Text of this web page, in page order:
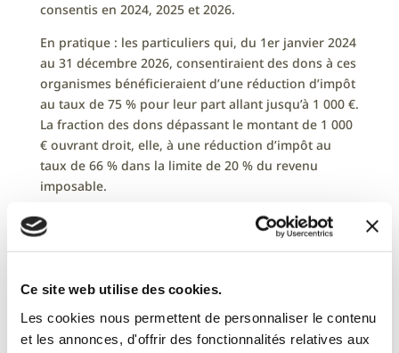
Ce site web utilise des cookies.
Les cookies nous permettent de personnaliser le contenu
et les annonces, d'offrir des fonctionnalités relatives aux
consentis en 2024, 2025 et 2026.
En pratique : les particuliers qui, du 1er janvier 2024
au 31 décembre 2026, consentiraient des dons à ces
organismes bénéficieraient d’une réduction d’impôt
au taux de 75 % pour leur part allant jusqu’à 1 000 €.
La fraction des dons dépassant le montant de 1 000
€ ouvrant droit, elle, à une réduction d’impôt au
taux de 66 % dans la limite de 20 % du revenu
imposable.
Projet de loi de finances pour 2024 (1re partie),
19 octobre 2023, engagement de responsabilité du